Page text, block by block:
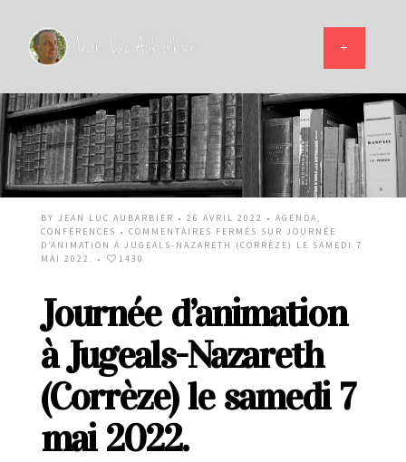
BY JEAN LUC AUBARBIER • 26 AVRIL 2022 • AGENDA,
CONFÉRENCES • COMMENTAIRES FERMÉS SUR JOURNÉE
D’ANIMATION À JUGEALS-NAZARETH (CORRÈZE) LE SAMEDI 7
MAI 2022. • 1430
Journée d’animation
à Jugeals-Nazareth
(Corrèze) le samedi 7
mai 2022.